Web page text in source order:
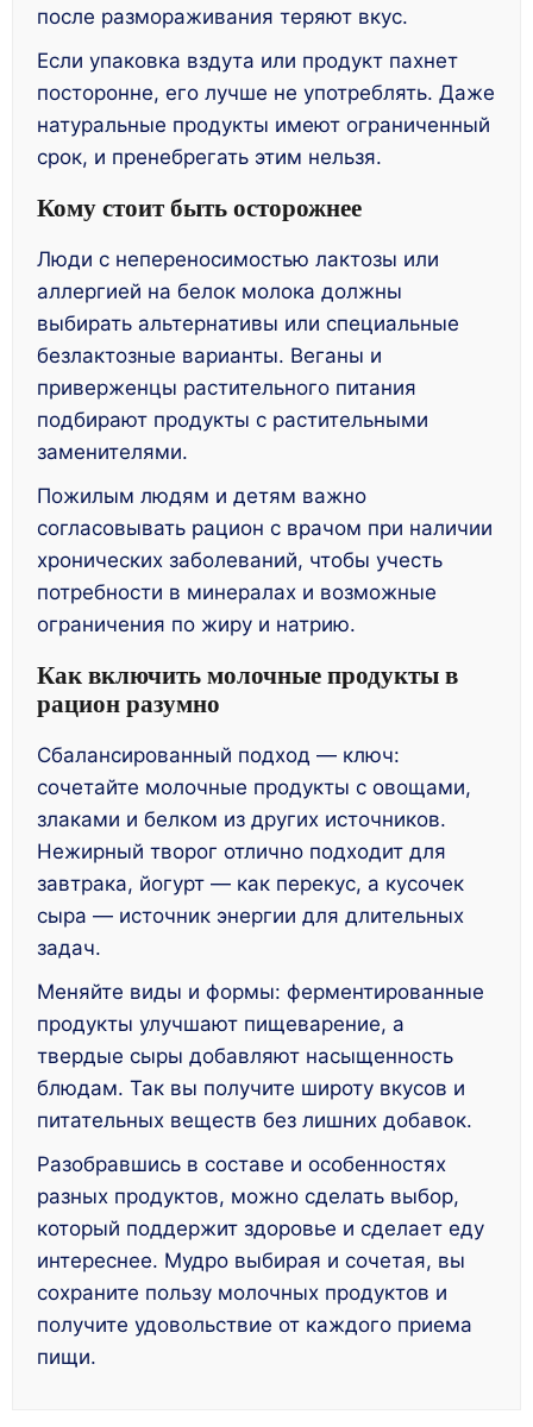
после размораживания теряют вкус.
Если упаковка вздута или продукт пахнет
посторонне, его лучше не употреблять. Даже
натуральные продукты имеют ограниченный
срок, и пренебрегать этим нельзя.
Кому стоит быть осторожнее
Люди с непереносимостью лактозы или
аллергией на белок молока должны
выбирать альтернативы или специальные
безлактозные варианты. Веганы и
приверженцы растительного питания
подбирают продукты с растительными
заменителями.
Пожилым людям и детям важно
согласовывать рацион с врачом при наличии
хронических заболеваний, чтобы учесть
потребности в минералах и возможные
ограничения по жиру и натрию.
Как включить молочные продукты в
рацион разумно
Сбалансированный подход — ключ:
сочетайте молочные продукты с овощами,
злаками и белком из других источников.
Нежирный творог отлично подходит для
завтрака, йогурт — как перекус, а кусочек
сыра — источник энергии для длительных
задач.
Меняйте виды и формы: ферментированные
продукты улучшают пищеварение, а
твердые сыры добавляют насыщенность
блюдам. Так вы получите широту вкусов и
питательных веществ без лишних добавок.
Разобравшись в составе и особенностях
разных продуктов, можно сделать выбор,
который поддержит здоровье и сделает еду
интереснее. Мудро выбирая и сочетая, вы
сохраните пользу молочных продуктов и
получите удовольствие от каждого приема
пищи.